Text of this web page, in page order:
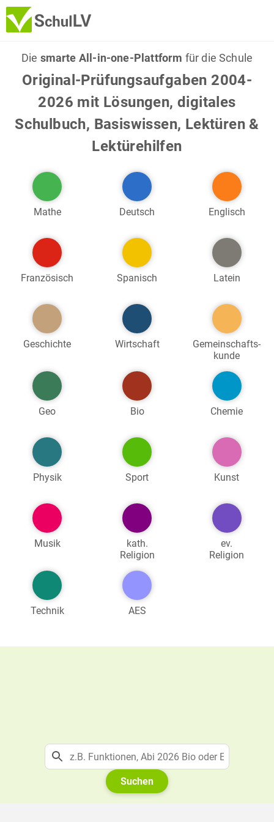
Die smarte All-in-one-Plattform für die Schule
Original-Prüfungsaufgaben 2004-
2026 mit Lösungen, digitales
Schulbuch, Basiswissen, Lektüren &
Lektürehilfen
Mathe Deutsch Englisch
Französisch Spanisch Latein
Geschichte Wirtschaft
Gemeinschafts-
kunde
Geo Bio Chemie
Physik Sport Kunst
Musik
kath.
Religion
ev.
Religion
Technik AES
Suchen